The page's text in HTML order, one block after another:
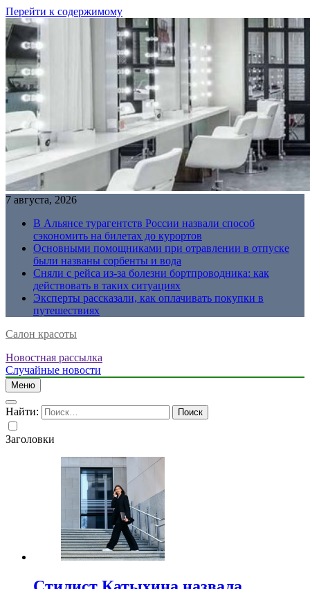
Перейти к содержимому
7 августа, 2026
В Альянсе турагентств России назвали способ
сэкономить на билетах до курортов
Основными помощниками при отравлении в отпуске
были названы сорбенты и вода
Сняли с рейса из-за болезни бортпроводника: как
действовать в таких ситуациях
Эксперты рассказали, как оплачивать покупки в
путешествиях
Салон красоты
Новостная рассылка
Случайные новости
Меню
Найти:
Заголовки